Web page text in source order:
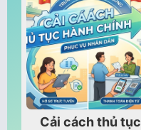
Cải cách thủ tục